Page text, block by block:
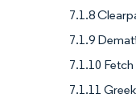
7.1.8
7.1.9
7.1.10
7.1.11